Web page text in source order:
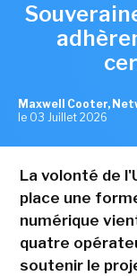
Maxwell Cooter,
le 03 Juillet 2026
La volonté de
place une
numérique
quatre
soutenir le